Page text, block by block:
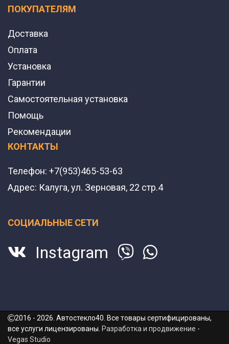
ПОКУПАТЕЛЯМ
Доставка
Оплата
Установка
Гарантии
Самостоятельная установка
Помощь
Рекомендации
КОНТАКТЫ
Телефон: +7(953)465-53-63
Адрес: Калуга, ул. Зерновая, 22 стр.4
СОЦИАЛЬНЫЕ СЕТИ
Instagram
2016 - 2026. Автостекло40. Все товары сертифицированы,
все услуги лицензированы. Разработка и продвижение -
Vegas Studio